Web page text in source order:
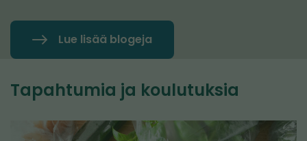
Lue lisää blogeja
Tapahtumia ja koulutuksia